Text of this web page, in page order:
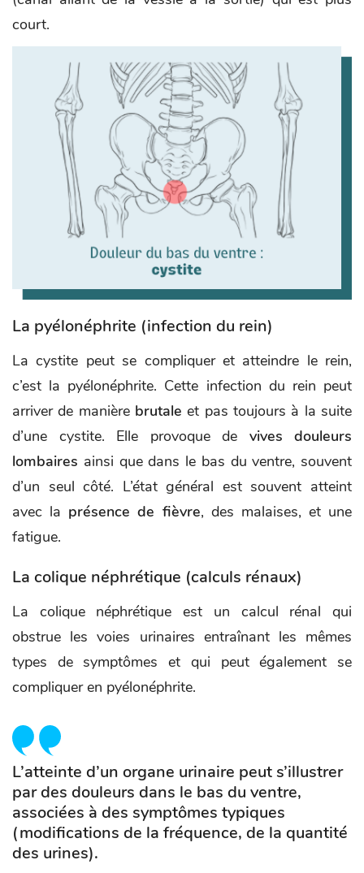
court.
La pyélonéphrite (infection du rein)
La cystite peut se compliquer et atteindre le rein,
c’est la pyélonéphrite. Cette infection du rein peut
arriver de manière brutale et pas toujours à la suite
d’une cystite. Elle provoque de vives douleurs
lombaires ainsi que dans le bas du ventre, souvent
d’un seul côté. L’état général est souvent atteint
avec la présence de fièvre, des malaises, et une
fatigue.
La colique néphrétique (calculs rénaux)
La colique néphrétique est un calcul rénal qui
obstrue les voies urinaires entraînant les mêmes
types de symptômes et qui peut également se
compliquer en pyélonéphrite.
L’atteinte d’un organe urinaire peut s’illustrer
par des douleurs dans le bas du ventre,
associées à des symptômes typiques
(modifications de la fréquence, de la quantité
des urines).